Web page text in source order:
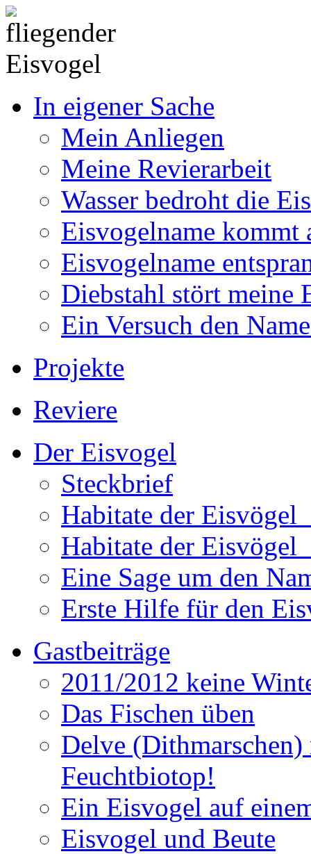
In eigener Sache
Mein Anliegen
Meine Revierarbeit
Wasser bedroht die
Eisvogelname kommt
Eisvogelname
Diebstahl stört meine
Ein Versuch den
Projekte
Reviere
Der Eisvogel
Steckbrief
Habitate der
Habitate der
Eine Sage um den
Erste Hilfe für den
Gastbeiträge
2011/2012 keine
Das Fischen üben
Delve
Feuchtbiotop!
Ein Eisvogel auf
Eisvogel und Beute